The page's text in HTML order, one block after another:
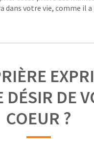
dans votre vie, comme il
DÉSIR DE
COEUR ?